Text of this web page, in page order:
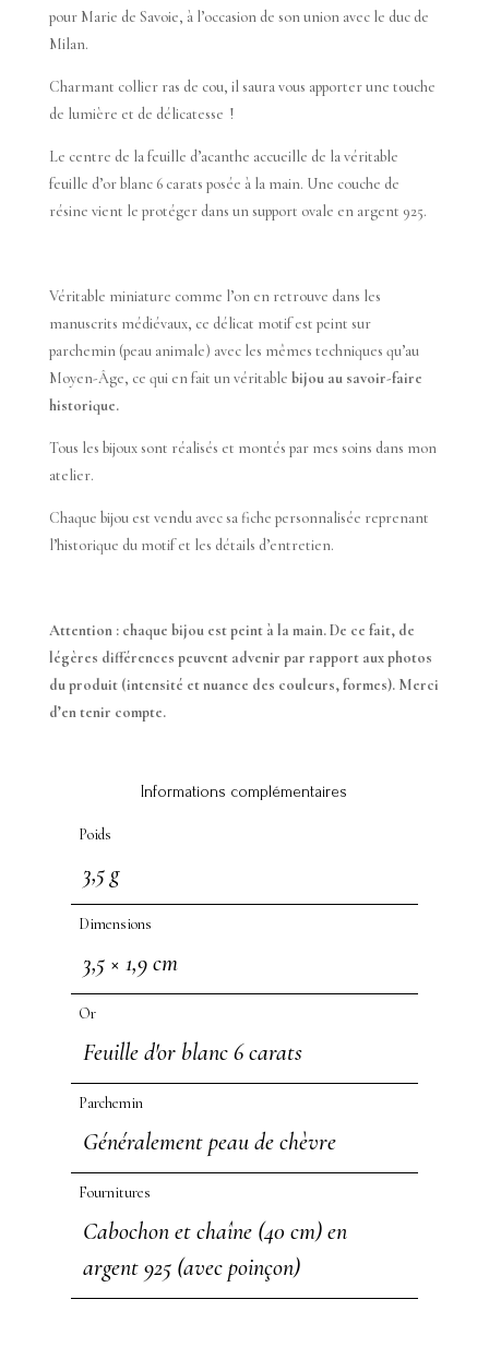
pour Marie de Savoie, à l’occasion de son union avec le duc de
Milan.
Charmant collier ras de cou, il saura vous apporter une touche
de lumière et de délicatesse !
Le centre de la feuille d’acanthe accueille de la véritable
feuille d’or blanc 6 carats posée à la main. Une couche de
résine vient le protéger dans un support ovale en argent 925.
Véritable miniature comme l’on en retrouve dans les
manuscrits médiévaux, ce délicat motif est peint sur
parchemin (peau animale) avec les mêmes techniques qu’au
Moyen-Âge, ce qui en fait un véritable bijou au savoir-faire
historique.
Tous les bijoux sont réalisés et montés par mes soins dans mon
atelier.
Chaque bijou est vendu avec sa fiche personnalisée reprenant
l’historique du motif et les détails d’entretien.
Attention : chaque bijou est peint à la main. De ce fait, de
légères différences peuvent advenir par rapport aux photos
du produit (intensité et nuance des couleurs, formes). Merci
d’en tenir compte.
Informations complémentaires
Poids
3,5 g
Dimensions
3,5 × 1,9 cm
Or
Feuille d'or blanc 6 carats
Parchemin
Généralement peau de chèvre
Fournitures
Cabochon et chaîne (40 cm) en
argent 925 (avec poinçon)